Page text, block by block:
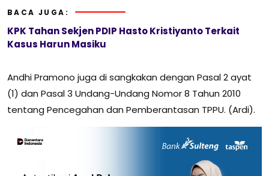
BACA JUGA:
KPK Tahan Sekjen PDIP Hasto Kristiyanto Terkait
Kasus Harun Masiku
Andhi Pramono juga di sangkakan dengan Pasal 2 ayat
(1) dan Pasal 3 Undang-Undang Nomor 8 Tahun 2010
tentang Pencegahan dan Pemberantasan TPPU. (Ardi).